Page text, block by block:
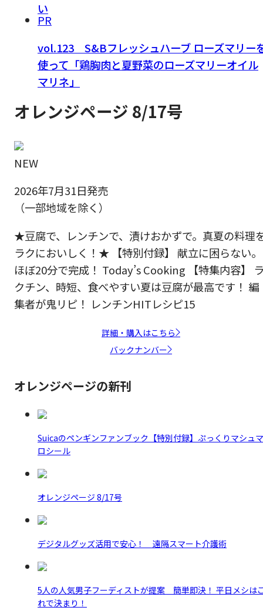
い
PR
vol.123 S&Bフレッシュハーブ ローズマリー
使って「鶏胸肉と夏野菜のローズマリーオイル
マリネ」
オレンジページ 8/17号
NEW
2026年7月31日発売
（一部地域を除く）
★豆腐で、レンチンで、漬けおかずで。真夏の料理
ラクにおいしく！★ 【特別付録】 献立に困らない。
ほぼ20分で完成！ Today’s Cooking 【特集内容】
クチン、時短、食べやすい夏は豆腐が最高です！ 編
集者が鬼リピ！ レンチンHITレシピ15
詳細・購入はこちら
バックナンバー
オレンジページの新刊
Suicaのペンギンファンブック【特別付録】ぷっくりマシュマ
ロシール
オレンジページ 8/17号
デジタルグッズ活用で安心！ 遠隔スマート介護術
5人の人気男子フーディストが提案 簡単即決！ 平日メシは
れで決まり！